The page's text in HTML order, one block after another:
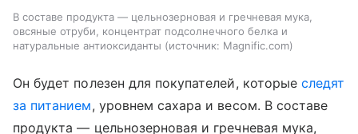
В составе продукта — цельнозерновая и гречневая мука,
овсяные отруби, концентрат подсолнечного белка и
натуральные антиоксиданты
источник: Magnific.com
Он будет полезен для покупателей, которыеследят
за питанием, уровнем сахара и весом. В составе
продукта — цельнозерновая и гречневая мука,